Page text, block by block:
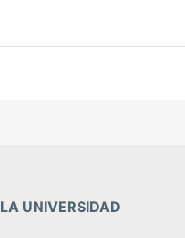
LA UNIVERSIDAD